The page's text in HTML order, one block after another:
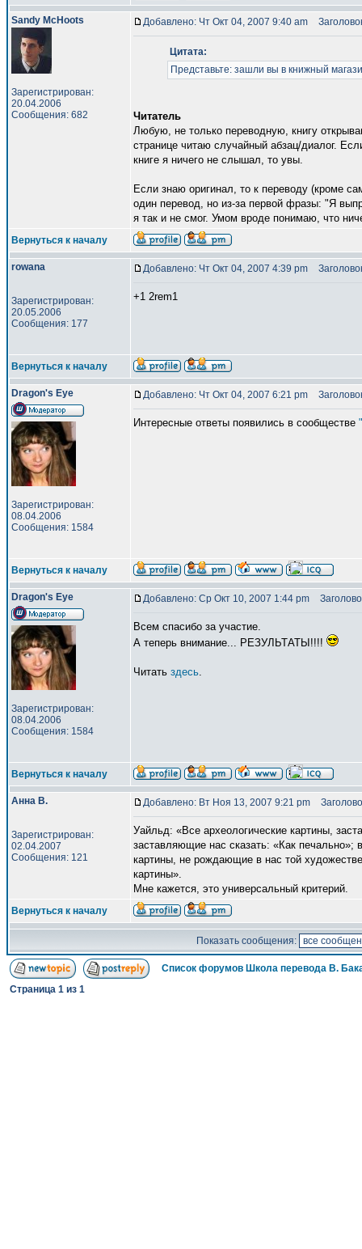
Sandy McHoots
Зарегистрирован:
20.04.2006
Сообщения: 682
Добавлено: Чт Окт 04, 2007 9:40 am
Цитата:
Представьте: зашли вы в книжный
Читатель
Любую, не только переводную, книгу
странице читаю случайный абзац/диалог.
книге я ничего не слышал, то увы.
Если знаю оригинал, то к переводу (кроме
один перевод, но из-за первой фразы: "Я
я так и не смог. Умом вроде понимаю, что
Вернуться к началу
rowana
Зарегистрирован:
20.05.2006
Сообщения: 177
Добавлено: Чт Окт 04, 2007 4:39 pm
+1 2rem1
Вернуться к началу
Dragon's Eye
Зарегистрирован:
08.04.2006
Сообщения: 1584
Добавлено: Чт Окт 04, 2007 6:21 pm
Интересные ответы появились в сообществе
Вернуться к началу
Dragon's Eye
Зарегистрирован:
08.04.2006
Сообщения: 1584
Добавлено: Ср Окт 10, 2007 1:44 pm
Всем спасибо за участие.
А теперь внимание... РЕЗУЛЬТАТЫ!!!!
Читать здесь.
Вернуться к началу
Анна В.
Зарегистрирован:
02.04.2007
Сообщения: 121
Добавлено: Вт Ноя 13, 2007 9:21 pm
Уайльд: «Все археологические картины,
заставляющие нас сказать: «Как печально»;
картины, не рождающие в нас той
картины».
Мне кажется, это универсальный критерий.
Вернуться к началу
Показать сообщения:
Список форумов Школа перевода В.
Страница 1 из 1